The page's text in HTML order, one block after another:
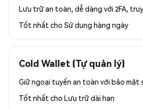
Lưu trữ an toàn, dễ dàng với 2FA,
Tốt nhất cho Sử dụng hàng ngày
Cold Wallet (Tự quản lý)
Giữ ngoại tuyến an toàn với bảo mật
Tốt nhất cho Lưu trữ dài hạn